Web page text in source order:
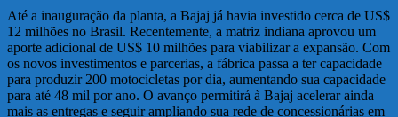
Até a inauguração da planta, a Bajaj já havia investido cerca de US$
12 milhões no Brasil. Recentemente, a matriz indiana aprovou um
aporte adicional de US$ 10 milhões para viabilizar a expansão. Com
os novos investimentos e parcerias, a fábrica passa a ter capacidade
para produzir 200 motocicletas por dia, aumentando sua capacidade
para até 48 mil por ano. O avanço permitirá à Bajaj acelerar ainda
mais as entregas e seguir ampliando sua rede de concessionárias em